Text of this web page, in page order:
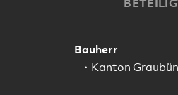
Bauherr
Kanton